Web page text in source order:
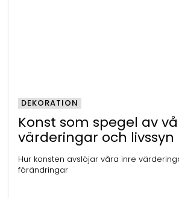
Konst som spegel av
värderingar och livssyn
Hur konsten avslöjar våra inre
förändringar
DEKORATION